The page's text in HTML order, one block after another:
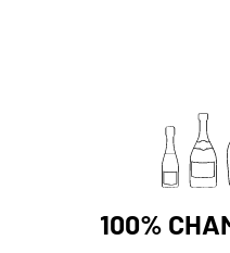
100%